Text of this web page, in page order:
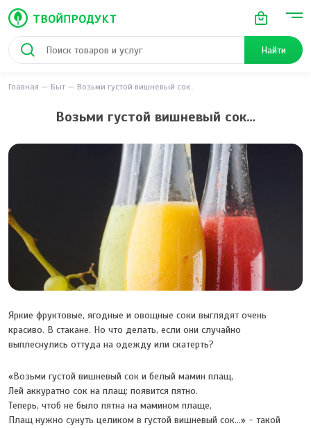
Найти
Главная Быт Возьми густой вишневый сок…
Возьми густой вишневый сок…
Яркие фруктовые, ягодные и овощные соки выглядят очень
красиво. В стакане. Но что делать, если они случайно
выплеснулись оттуда на одежду или скатерть?
«Возьми густой вишневый сок и белый мамин плащ,
Лей аккуратно сок на плащ: появится пятно.
Теперь, чтоб не было пятна на мамином плаще,
Плащ нужно сунуть целиком в густой вишневый сок…» - такой